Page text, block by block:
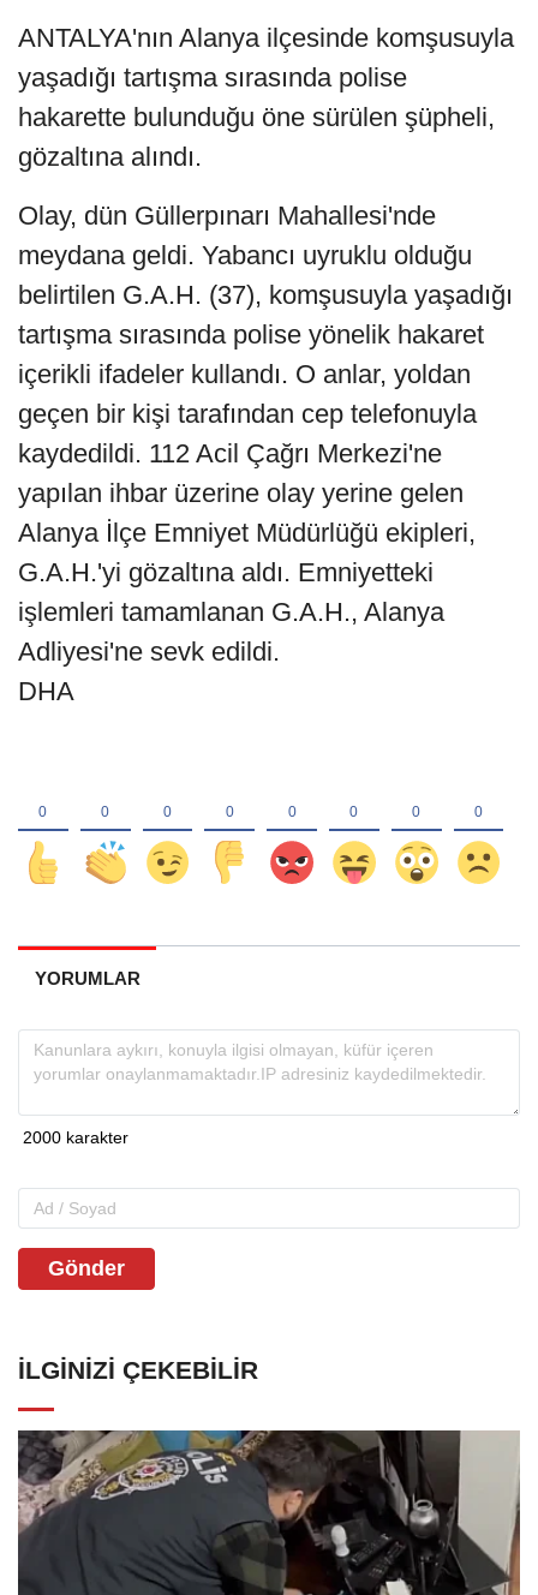
ANTALYA'nın Alanya ilçesinde komşusuyla
yaşadığı tartışma sırasında polise
hakarette bulunduğu öne sürülen şüpheli,
gözaltına alındı.
Olay, dün Güllerpınarı Mahallesi'nde
meydana geldi. Yabancı uyruklu olduğu
belirtilen G.A.H. (37), komşusuyla yaşadığı
tartışma sırasında polise yönelik hakaret
içerikli ifadeler kullandı. O anlar, yoldan
geçen bir kişi tarafından cep telefonuyla
kaydedildi. 112 Acil Çağrı Merkezi'ne
yapılan ihbar üzerine olay yerine gelen
Alanya İlçe Emniyet Müdürlüğü ekipleri,
G.A.H.'yi gözaltına aldı. Emniyetteki
işlemleri tamamlanan G.A.H., Alanya
Adliyesi'ne sevk edildi.
DHA
YORUMLAR
Gönder
İLGINIZI ÇEKEBILIR